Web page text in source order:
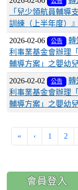
「兒少領航員輔導
訓練（上半年度）
2026-02-06 公告
轉
利事業基金會辦理
輔導方案」之嬰幼
2026-02-02 公告
轉
利事業基金會辦理
輔導方案」之嬰幼
« ‹ 1 2
:::
會員登入